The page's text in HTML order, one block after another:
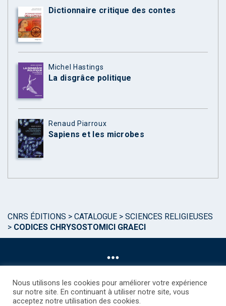
Dictionnaire critique des contes
Michel Hastings
La disgrâce politique
Renaud Piarroux
Sapiens et les microbes
CNRS ÉDITIONS > CATALOGUE > SCIENCES RELIGIEUSES
> CODICES CHRYSOSTOMICI GRAECI
©CNRS EDITIONS 2025
Nous utilisons les cookies pour améliorer votre expérience
sur notre site. En continuant à utiliser notre site, vous
acceptez notre utilisation des cookies.